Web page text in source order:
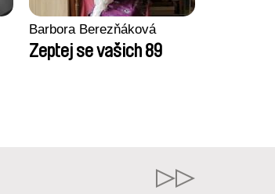
Barbora Berezňáková
Zeptej se vašich 89